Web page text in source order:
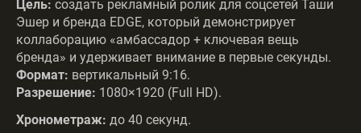
Цель: создать рекламный ролик для соцсетей Таши
Эшер и бренда EDGE, который демонстрирует
коллаборацию «амбассадор + ключевая вещь
бренда» и удерживает внимание в первые секунды.
Формат: вертикальный 9:16.
Разрешение: 1080×1920 (Full HD).
Хронометраж: до 40 секунд.